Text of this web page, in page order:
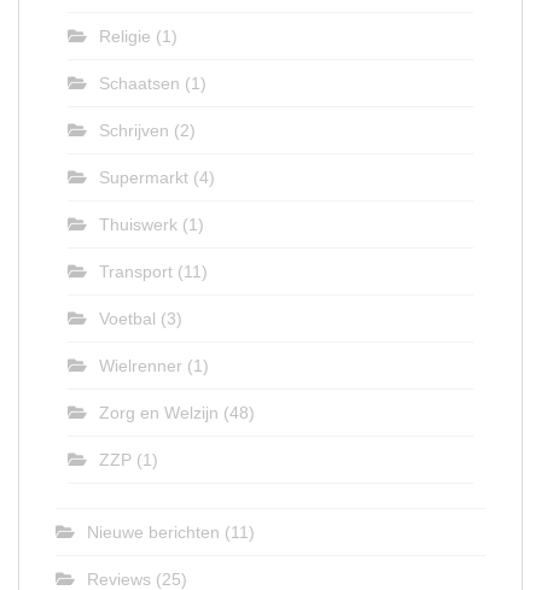
Religie (1)
Schaatsen (1)
Schrijven (2)
Supermarkt (4)
Thuiswerk (1)
Transport (11)
Voetbal (3)
Wielrenner (1)
Zorg en Welzijn (48)
ZZP (1)
Nieuwe berichten (11)
Reviews (25)